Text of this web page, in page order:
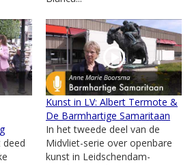
Kunst in LV: Albert Termote &
De Barmhartige Samaritaan
In het tweede deel van de
Midvliet-serie over openbare
kunst in Leidschendam-